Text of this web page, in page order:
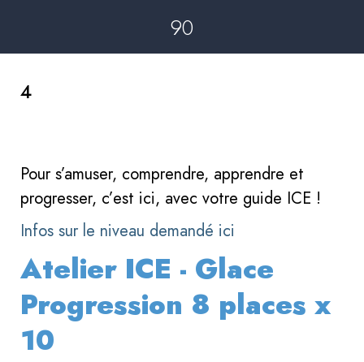
90
4
Pour s’amuser, comprendre, apprendre et
progresser, c’est ici, avec votre guide ICE !
Infos sur le niveau demandé ici
Atelier ICE - Glace
Progression 8 places x
10